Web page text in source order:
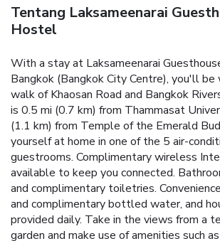
Tentang Laksameenarai
Hostel
With a stay at Laksameenarai
Bangkok (Bangkok City Centre), you'll
walk of Khaosan Road and Bangkok
is 0.5 mi (0.7 km) from Thammasat
(1.1 km) from Temple of the Emerald
yourself at home in one of the 5 air-
guestrooms. Complimentary wireless
available to keep you connected.
and complimentary toiletries.
and complimentary bottled water, and
provided daily. Take in the views from a
garden and make use of amenities such